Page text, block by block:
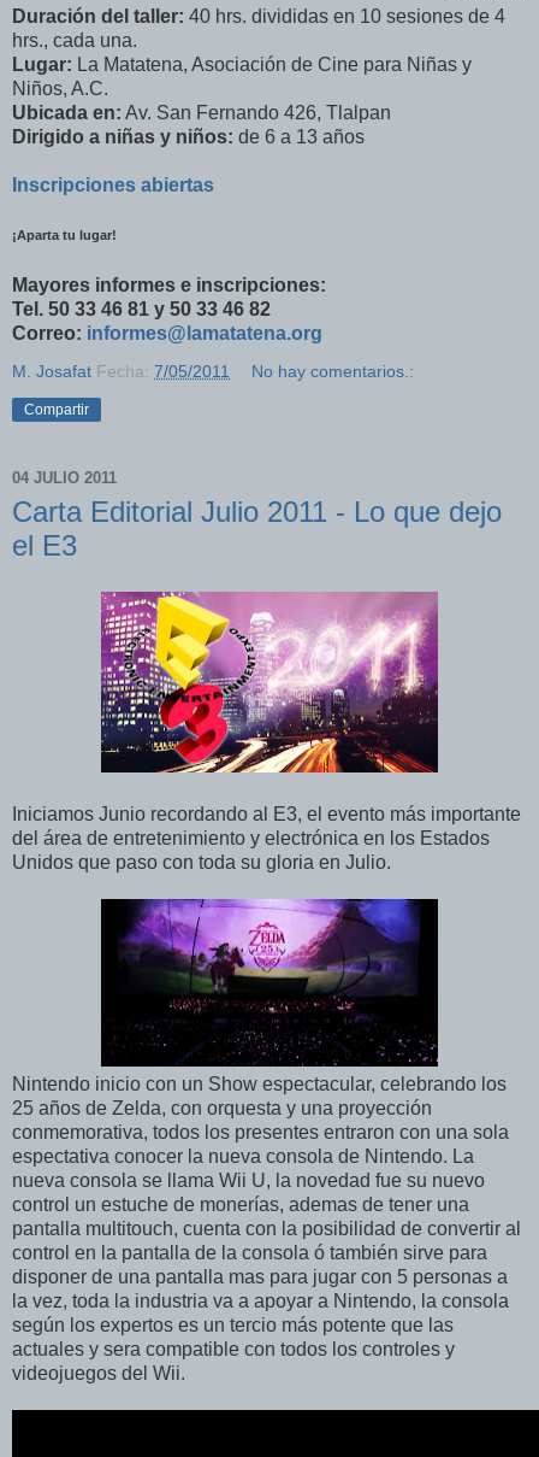
Duración del taller: 40 hrs. divididas en 10 sesiones de 4
hrs., cada una.
Lugar: La Matatena, Asociación de Cine para Niñas y
Niños, A.C.
Ubicada en: Av. San Fernando 426, Tlalpan
Dirigido a niñas y niños: de 6 a 13 años
Inscripciones abiertas
¡Aparta tu lugar!
Mayores informes e inscripciones:
Tel. 50 33 46 81 y 50 33 46 82
Correo: informes@lamatatena.org
M. Josafat Fecha: 7/05/2011 No hay comentarios.:
Compartir
04 JULIO 2011
Carta Editorial Julio 2011 - Lo que dejo
el E3
Iniciamos Junio recordando al E3, el evento más importante
del área de entretenimiento y electrónica en los Estados
Unidos que paso con toda su gloria en Julio.
Nintendo inicio con un Show espectacular, celebrando los
25 años de Zelda, con orquesta y una proyección
conmemorativa, todos los presentes entraron con una sola
espectativa conocer la nueva consola de Nintendo. La
nueva consola se llama Wii U, la novedad fue su nuevo
control un estuche de monerías, ademas de tener una
pantalla multitouch, cuenta con la posibilidad de convertir al
control en la pantalla de la consola ó también sirve para
disponer de una pantalla mas para jugar con 5 personas a
la vez, toda la industria va a apoyar a Nintendo, la consola
según los expertos es un tercio más potente que las
actuales y sera compatible con todos los controles y
videojuegos del Wii.